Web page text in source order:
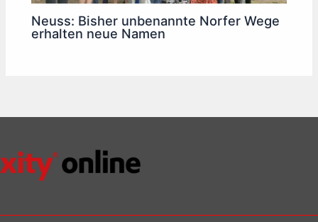
Neuss: Bisher unbenannte Norfer Wege
erhalten neue Namen